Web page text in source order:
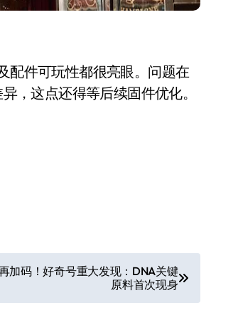
配件可玩性都很亮眼。问题在
，这点还得等后续固件优化。
加码！好奇号重大发现：DNA关键
原料首次现身